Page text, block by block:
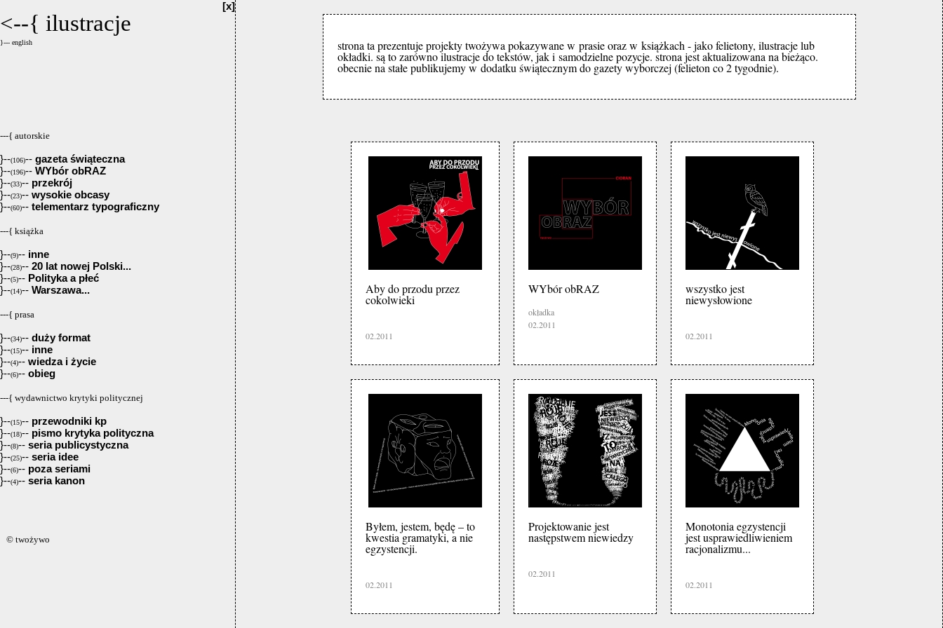
[x]
<--{ ilustracje
}--- english
---{ autorskie
}--(106)-- gazeta świąteczna
}--(196)-- WYbór obRAZ
}--(33)-- przekrój
}--(23)-- wysokie obcasy
}--(60)-- telementarz typograficzny
---{ książka
}--(9)-- inne
}--(28)-- 20 lat nowej Polski...
}--(5)-- Polityka a płeć
}--(14)-- Warszawa...
---{ prasa
}--(34)-- duży format
}--(15)-- inne
}--(4)-- wiedza i życie
}--(6)-- obieg
---{ wydawnictwo krytyki politycznej
}--(15)-- przewodniki kp
}--(18)-- pismo krytyka polityczna
}--(8)-- seria publicystyczna
}--(25)-- seria idee
}--(6)-- poza seriami
}--(4)-- seria kanon
© twożywo
strona ta prezentuje projekty twożywa pokazywane w prasie oraz w książkach - jako felietony, ilustracje lub
okładki. są to zarówno ilustracje do tekstów, jak i samodzielne pozycje. strona jest aktualizowana na bieżąco.
obecnie na stałe publikujemy w dodatku świątecznym do gazety wyborczej (felieton co 2 tygodnie).
Aby do przodu przez
cokolwieki
02.2011
WYbór obRAZ
okładka
02.2011
wszystko jest
niewysłowione
02.2011
Byłem, jestem, będę – to
kwestia gramatyki, a nie
egzystencji.
02.2011
Projektowanie jest
następstwem niewiedzy
02.2011
Monotonia egzystencji
jest usprawiedliwieniem
racjonalizmu...
02.2011